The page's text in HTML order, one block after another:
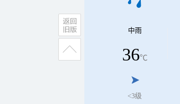
中雨
36℃
<3级